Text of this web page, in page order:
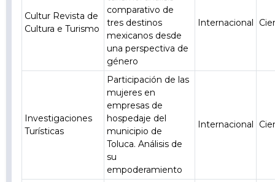
Cultur Revista de
Cultura e Turismo
comparativo de
tres destinos
mexicanos desde
una perspectiva de
género
Internacional
Investigaciones
Turísticas
Participación de las
mujeres en
empresas de
hospedaje del
municipio de
Toluca. Análisis de
su
empoderamiento
Internacional